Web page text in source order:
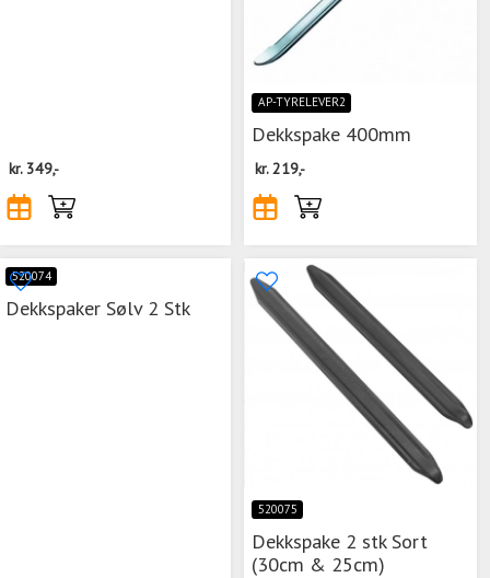
kr. 349,-
AP-TYRELEVER2
Dekkspake 400mm
kr. 219,-
520074
Dekkspaker Sølv 2 Stk
520075
Dekkspake 2 stk Sort
(30cm & 25cm)